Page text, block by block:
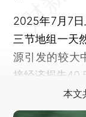
现货黄金重返
巴西总统警
软件“供应链
2025年7月7
三节地组一天
源引发的较大
接经济损失
本文